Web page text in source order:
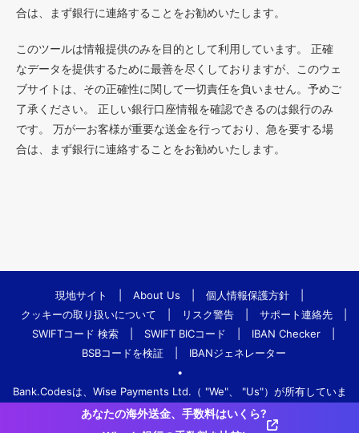
合は、まず銀行に連絡することをお勧めいたします。
このツールは情報提供のみを目的として利用しています。 正確
なデータを提供するために最善を尽くしておりますが、このウェ
ブサイトは、その正確性に関して一切責任を負いません。予めご
了承ください。 正しい銀行口座情報を確認できるのは銀行のみ
です。 万が一お客様が重要な送金を行っており、急を要する場
合は、まず銀行に連絡することをお勧めいたします。
現地サイト About Us 個人情報保護方針
クッキーの取り扱いについて
リスク警告 サポート連絡先
SWIFTコード 検索
SWIFT BICコード IBAN Checker
BSBコードを検証
IBANジェネレーター
•
Bank.Codesは、Wise Payments Ltd.（ "We"、 "Us"）が所有していま
す。
あなたの海外送金、手数料はいくら?